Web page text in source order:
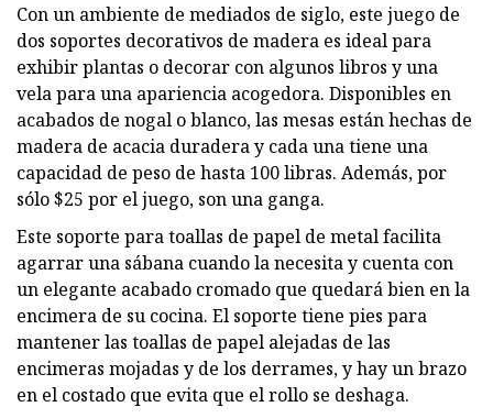
Con un ambiente de mediados de siglo, este juego de
dos soportes decorativos de madera es ideal para
exhibir plantas o decorar con algunos libros y una
vela para una apariencia acogedora. Disponibles en
acabados de nogal o blanco, las mesas están hechas de
madera de acacia duradera y cada una tiene una
capacidad de peso de hasta 100 libras. Además, por
sólo $25 por el juego, son una ganga.
Este soporte para toallas de papel de metal facilita
agarrar una sábana cuando la necesita y cuenta con
un elegante acabado cromado que quedará bien en la
encimera de su cocina. El soporte tiene pies para
mantener las toallas de papel alejadas de las
encimeras mojadas y de los derrames, y hay un brazo
en el costado que evita que el rollo se deshaga.